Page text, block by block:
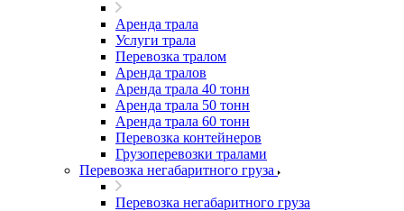
Аренда трала
Услуги трала
Перевозка тралом
Аренда тралов
Аренда трала 40 тонн
Аренда трала 50 тонн
Аренда трала 60 тонн
Перевозка контейнеров
Грузоперевозки тралами
Перевозка негабаритного груза
Перевозка негабаритного груза